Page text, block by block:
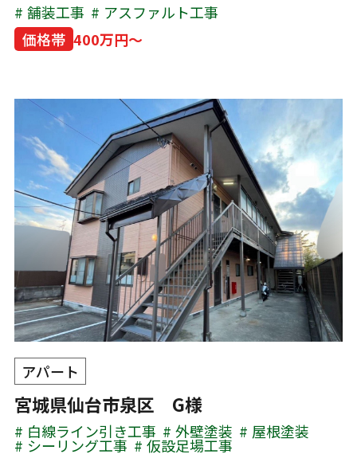
舗装工事
アスファルト工事
価格帯 400万円～
アパート
宮城県仙台市泉区 G様
白線ライン引き工事 外壁塗装 屋根塗装
シーリング工事
仮設足場工事